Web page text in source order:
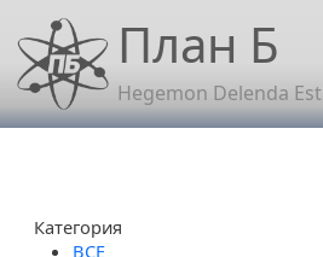
Перейти к основному содержанию
План Б
Hegemon Delenda Est
Категория